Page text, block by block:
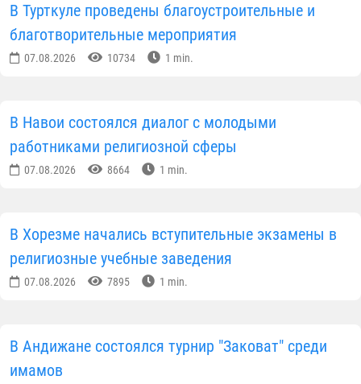
В Турткуле проведены благоустроительные и
благотворительные мероприятия
07.08.2026 10734 1 min.
В Навои состоялся диалог с молодыми
работниками религиозной сферы
07.08.2026 8664 1 min.
В Хорезме начались вступительные экзамены в
религиозные учебные заведения
07.08.2026 7895 1 min.
В Андижане состоялся турнир "Заковат" среди
имамов